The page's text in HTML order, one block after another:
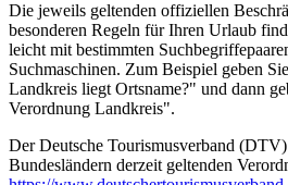
Die jeweils geltenden offiziellen
besonderen Regeln für Ihren Urlaub
leicht mit bestimmten
Suchmaschinen. Zum Beispiel geben
Landkreis liegt Ortsname?" und dann
Verordnung Landkreis".
Der Deutsche Tourismusverband
Bundesländern derzeit geltenden